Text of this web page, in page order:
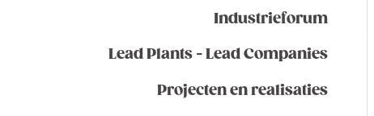
Industrieforum
Lead Plants - Lead Companies
Projecten en realisaties